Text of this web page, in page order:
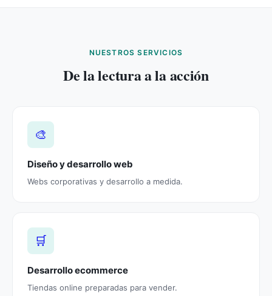
NUESTROS SERVICIOS
De la lectura a la acción
🎨
Diseño y desarrollo web
Webs corporativas y desarrollo a medida.
🛒
Desarrollo ecommerce
Tiendas online preparadas para vender.